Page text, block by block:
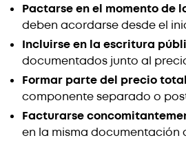
Pactarse en el momento de
deben acordarse desde el
Incluirse en la escritura
documentados junto al
Formar parte del precio
componente separado o
Facturarse
en la misma documentación